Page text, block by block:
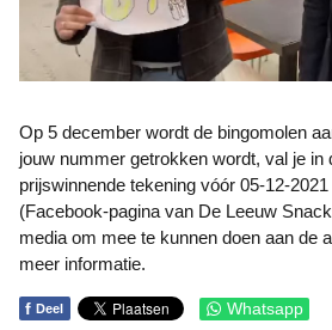
Op 5 december wordt de bingomolen aangezet en wanneer
jouw nummer getrokken wordt, val je in
prijswinnende tekening vóór 05-12-
(Facebook-pagina van De Leeuw
media om mee te kunnen doen aan de
meer informatie.
f Deel Whatsapp